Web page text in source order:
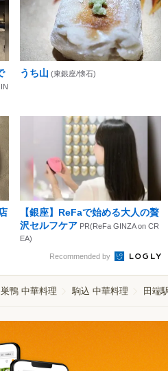
うち山 (東銀座/懐石)
【銀座】ReFaで始める大人の贅
沢セルフケア PR(ReFa GINZA on CR
EA)
Recommended by
巣鴨 中華料理 駒込 中華料理 田端